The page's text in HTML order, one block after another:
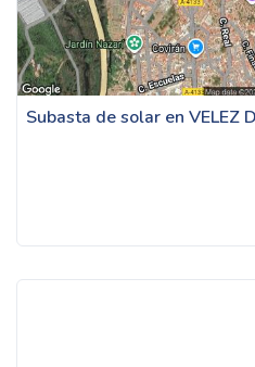
Subasta de solar en VELEZ